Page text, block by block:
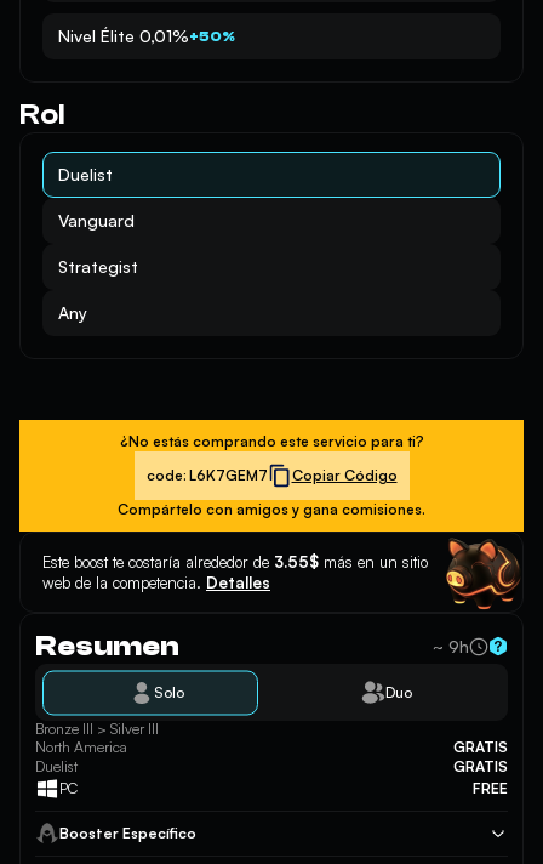
Nivel Élite 0,01%+50%
Rol
Duelist
Vanguard
Strategist
Any
¿No estás comprando este servicio para ti?
code: L6K7GEM7
Copiar Código
Compártelo con amigos y gana comisiones.
Este boost te costaría alrededor de 3.55$ más en un sitio
web de la competencia. Detalles
Resumen ~ 9h
Solo Duo
Bronze III > Silver III
North America
GRATIS
Duelist
GRATIS
PC
FREE
Booster Específico